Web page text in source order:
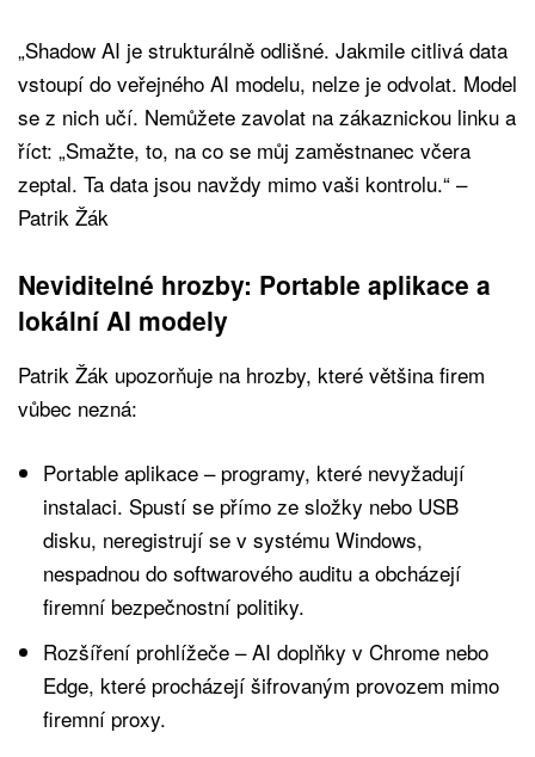
„Shadow AI je strukturálně odlišné. Jakmile citlivá data
vstoupí do veřejného AI modelu, nelze je odvolat. Model
se z nich učí. Nemůžete zavolat na zákaznickou linku a
říct: „Smažte, to, na co se můj zaměstnanec včera
zeptal. Ta data jsou navždy mimo vaši kontrolu.“ –
Patrik Žák
Neviditelné hrozby: Portable aplikace a
lokální AI modely
Patrik Žák upozorňuje na hrozby, které většina firem
vůbec nezná:
Portable aplikace – programy, které nevyžadují
instalaci. Spustí se přímo ze složky nebo USB
disku, neregistrují se v systému Windows,
nespadnou do softwarového auditu a obcházejí
firemní bezpečnostní politiky.
Rozšíření prohlížeče – AI doplňky v Chrome nebo
Edge, které procházejí šifrovaným provozem mimo
firemní proxy.